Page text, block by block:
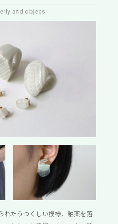
and objecs
れたうつくしい模様、釉薬を落